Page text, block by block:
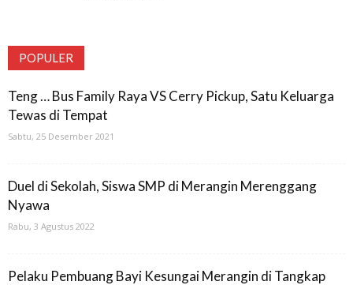
POPULER
Teng … Bus Family Raya VS Cerry Pickup, Satu Keluarga
Tewas di Tempat
Sabtu, 25 Desember 2021
Duel di Sekolah, Siswa SMP di Merangin Merenggang
Nyawa
Rabu, 3 Agustus 2022
Pelaku Pembuang Bayi Kesungai Merangin di Tangkap